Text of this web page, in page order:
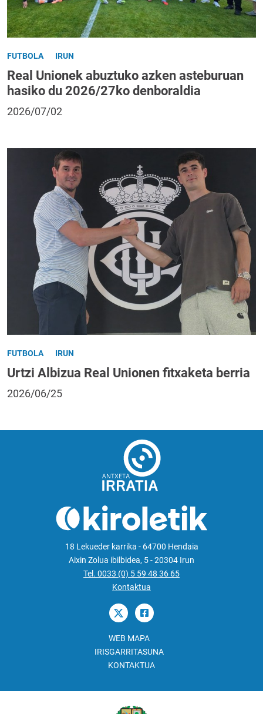
FUTBOLA IRUN
Real Unionek abuztuko azken asteburuan
hasiko du 2026/27ko denboraldia
2026/07/02
FUTBOLA IRUN
Urtzi Albizua Real Unionen fitxaketa berria
2026/06/25
18 Lekueder karrika - 64700 Hendaia
Aixin Zolua ibilbidea, 5 - 20304 Irun
Tel. 0033 (0) 5 59 48 36 65
Kontaktua
WEB MAPA
IRISGARRITASUNA
KONTAKTUA